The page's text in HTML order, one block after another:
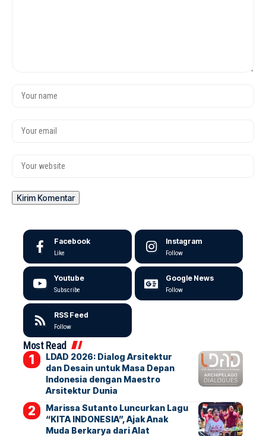
Facebook
Like
Instagram
Follow
Youtube
Subscribe
Google News
Follow
RSS Feed
Follow
Most Read
LDAD 2026: Dialog Arsitektur
dan Desain untuk Masa Depan
Indonesia dengan Maestro
Arsitektur Dunia
Marissa Sutanto Luncurkan Lagu
“KITA INDONESIA”, Ajak Anak
Muda Berkarya dari Alat